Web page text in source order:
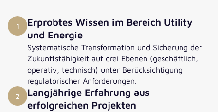
1
Erprobtes Wissen im Bereich Utility
und Energie
Systematische Transformation und Sicherung der
Zukunftsfähigkeit auf drei Ebenen (geschäftlich,
operativ, technisch) unter Berücksichtigung
regulatorischer Anforderungen.
2
Langjährige Erfahrung aus
erfolgreichen Projekten